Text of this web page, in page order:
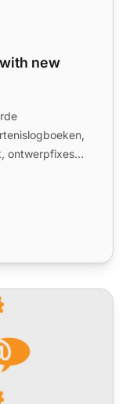
new
ontwerpfixes
en nieuwe